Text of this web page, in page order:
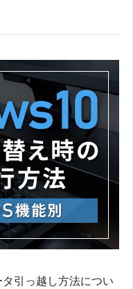
引っ越し方法につい